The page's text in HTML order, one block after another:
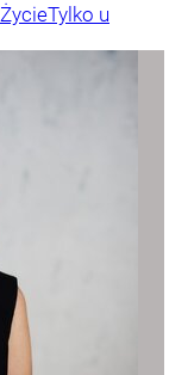
ŻycieTylko u